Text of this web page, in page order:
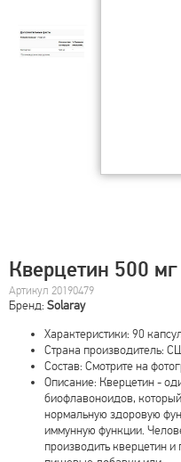
Кверцетин 500
Артикул 20190479
Бренд: Solaray
Характеристики: 90
Страна производитель:
Состав: Смотрите на
Описание: Кверцетин -
биофлавоноидов,
нормальную здоровую
иммунную функции.
производить кверцетин